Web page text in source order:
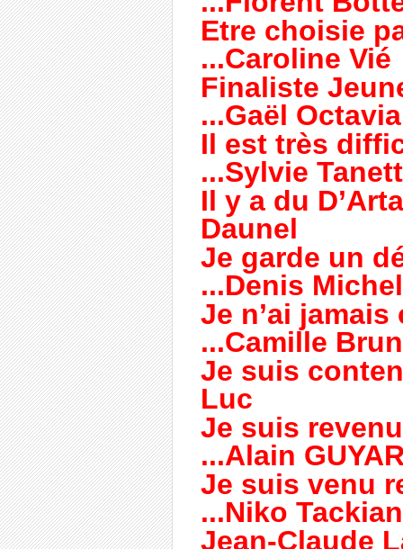
Etre choisie
...Caroline Vié
Finaliste
...Gaël Octavia
Il est très
...Sylvie
Il y a du
Daunel
Je garde un
...Denis
Je n’ai
...Camille
Je suis
Luc
Je suis
...Alain
Je suis venu
...Niko Tackian
Jean-Claude